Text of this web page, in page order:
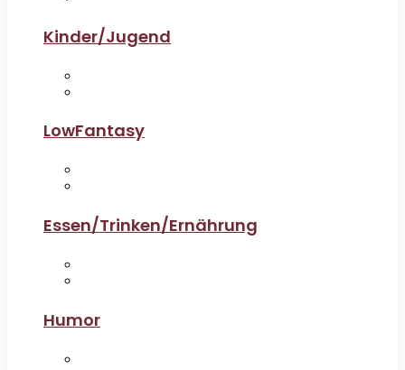
Kinder/Jugend
LowFantasy
Essen/Trinken/Ernährung
Humor